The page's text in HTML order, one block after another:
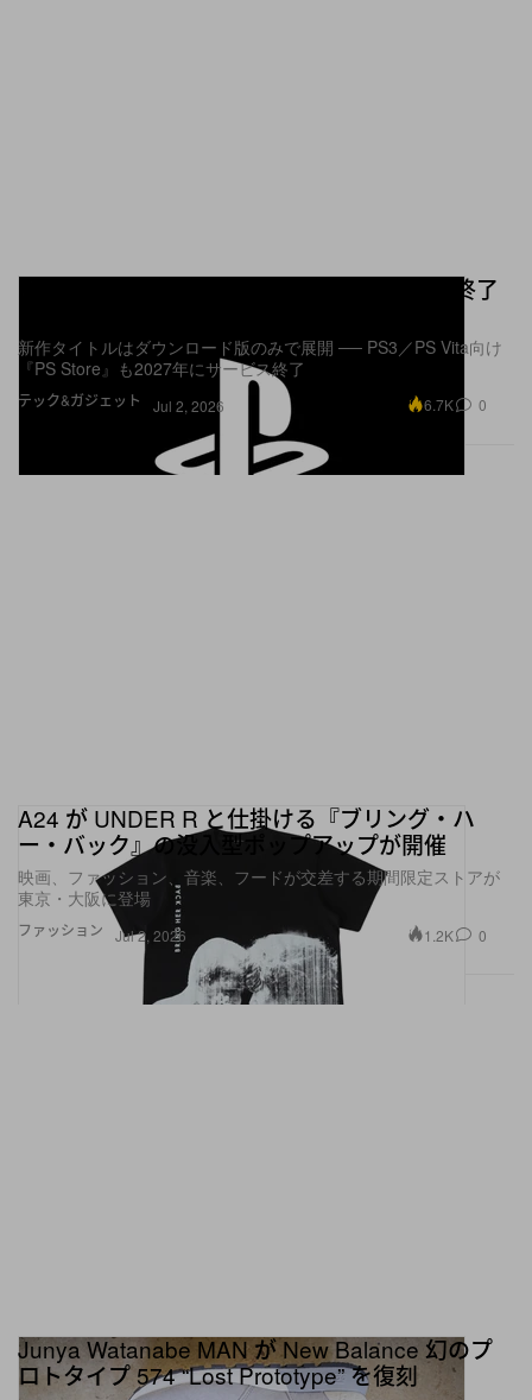
テック&ガジェット
PlayStation が新作ゲームのディスク生産を終了
新作タイトルはダウンロード版のみで展開 ── PS3／PS Vita向け
『PS Store』も2027年にサービス終了
Jul 2, 2026 6.7K 0
ファッション
A24 が UNDER R と仕掛ける『ブリング・ハ
ー・バック』の没入型ポップアップが開催
映画、ファッション、音楽、フードが交差する期間限定ストアが
東京・大阪に登場
Jul 2, 2026 1.2K 0
Junya Watanabe MAN が New Balance 幻のプ
ロトタイプ 574 “Lost Prototype” を復刻